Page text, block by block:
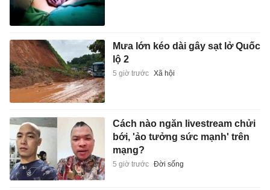
Mưa lớn kéo dài gây sạt lở Quốc
lộ 2
5 giờ trước Xã hội
Cách nào ngăn livestream chửi
bới, 'ảo tưởng sức mạnh' trên
mạng?
5 giờ trước Đời sống